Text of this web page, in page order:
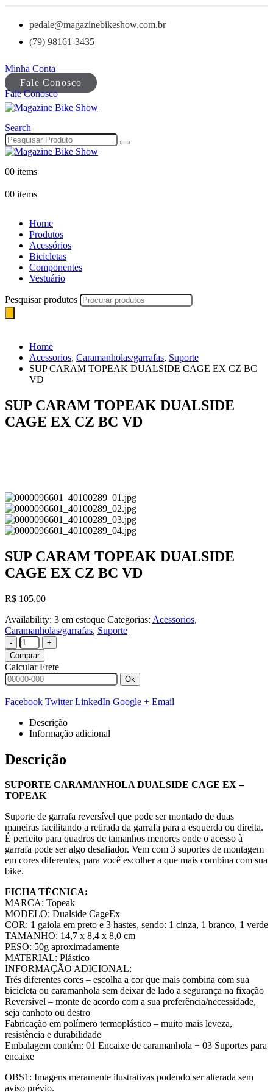
pedale@magazinebikeshow.com.br
(79) 98161-3435
Minha Conta
Fale Conosco
Fale Conosco
Search
00 items
00 items
Home
Produtos
Acessórios
Bicicletas
Componentes
Vestuário
Pesquisar produtos
Home
Acessorios, Caramanholas/garrafas, Suporte
SUP CARAM TOPEAK DUALSIDE CAGE EX CZ BC
VD
SUP CARAM TOPEAK DUALSIDE
CAGE EX CZ BC VD
SUP CARAM TOPEAK DUALSIDE
CAGE EX CZ BC VD
R$ 105,00
Availability: 3 em estoque Categorias: Acessorios,
Caramanholas/garrafas, Suporte
-
+
Comprar
Calcular Frete
Ok
Facebook Twitter LinkedIn Google + Email
Descrição
Informação adicional
Descrição
SUPORTE CARAMANHOLA DUALSIDE CAGE EX –
TOPEAK
Suporte de garrafa reversível que pode ser montado de duas
maneiras facilitando a retirada da garrafa para a esquerda ou direita.
É perfeito para quadros de tamanhos menores onde o acesso à
garrafa pode ser algo desafiador. Vem com 3 suportes de montagem
em cores diferentes, para você escolher a que mais combina com sua
bike.
FICHA TÉCNICA:
MARCA: Topeak
MODELO: Dualside CageEx
COR: 1 gaiola em preto e 3 hastes, sendo: 1 cinza, 1 branco, 1 verde
TAMANHO: 14,7 x 8,4 x 8,0 cm
PESO: 50g aproximadamente
MATERIAL: Plástico
INFORMAÇÃO ADICIONAL:
Três diferentes cores – escolha a cor que mais combina com sua
bicicleta ou caramanhola sem deixar de lado a segurança na fixação
Reversível – monte de acordo com a sua preferência/necessidade,
seja canhoto ou destro
Fabricação em polímero termoplástico – muito mais leveza,
resistência e durabilidade
Embalagem contém: 01 Encaixe de caramanhola + 03 Suportes para
encaixe
OBS1: Imagens meramente ilustrativas podendo ser alterada sem
aviso prévio.